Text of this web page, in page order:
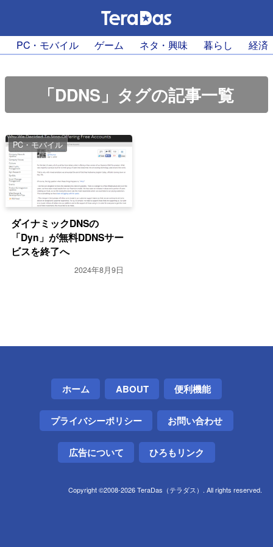
PC・モバイル ゲーム ネタ・興味 暮らし 経済
「DDNS」タグの記事一覧
PC・モバイル
ダイナミックDNSの
「Dyn」が無料DDNSサー
ビスを終了へ
2024年8月9日
ホーム ABOUT 便利機能
プライバシーポリシー お問い合わせ
広告について ひろもリンク
Copyright ©2008-2026 TeraDas（テラダス）. All rights reserved.